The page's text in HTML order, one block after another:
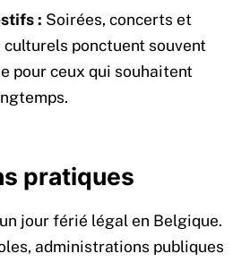
: Soirées, concerts et
culturels ponctuent souvent
pour ceux qui souhaitent
pratiques
jour férié légal en Belgique.
administrations publiques